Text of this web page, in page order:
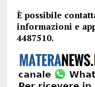
È possibile
informazioni e
4487510.